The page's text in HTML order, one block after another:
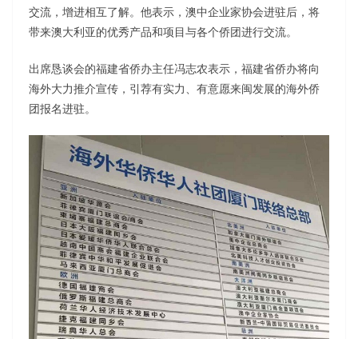
交流，增进相互了解。他表示，澳中企业家协会进驻后，将
带来澳大利亚的优秀产品和项目与各个侨团进行交流。
出席恳谈会的福建省侨办主任冯志农表示，福建省侨办将向
海外大力推介宣传，引荐有实力、有意愿来闽发展的海外侨
团报名进驻。